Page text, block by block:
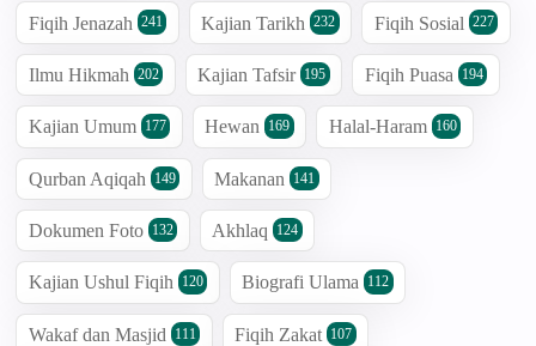
Fiqih Jenazah 241 Kajian Tarikh 232 Fiqih Sosial 227
Ilmu Hikmah 202 Kajian Tafsir 195 Fiqih Puasa 194
Kajian Umum 177 Hewan 169 Halal-Haram 160
Qurban Aqiqah 149 Makanan 141
Dokumen Foto 132 Akhlaq 124
Kajian Ushul Fiqih 120 Biografi Ulama 112
Wakaf dan Masjid 111 Fiqih Zakat 107